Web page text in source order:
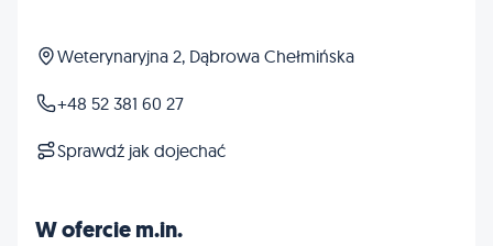
Weterynaryjna 2, Dąbrowa Chełmińska
+48 52 381 60 27
Sprawdź jak dojechać
W ofercie m.in.